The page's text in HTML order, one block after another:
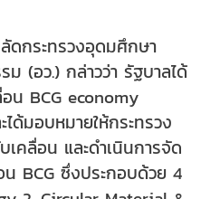
กระทรวงอุดมศึกษา
ม (อว.) กล่าวว่า รัฐบาลได้
น BCG economy
ด้มอบหมายให้กระทรวง
เคลื่อน และดำเนินการจัด
BCG ซึ่งประกอบด้วย 4